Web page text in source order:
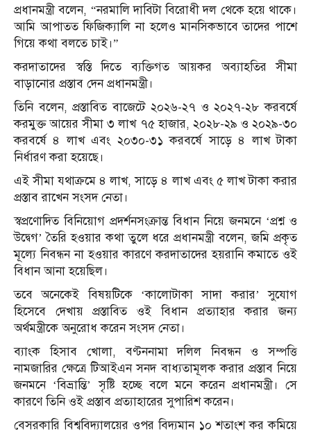
প্রধানমন্ত্রী বলেন, “নরমালি দাবিটা বিরোধী দল থেকে হয়ে থাকে।
আমি আপাতত ফিজিক্যালি না হলেও মানসিকভাবে তাদের পাশে
গিয়ে কথা বলতে চাই।”
করদাতাদের স্বস্তি দিতে ব্যক্তিগত আয়কর অব্যাহতির সীমা
বাড়ানোর প্রস্তাব দেন প্রধানমন্ত্রী।
তিনি বলেন, প্রস্তাবিত বাজেটে ২০২৬-২৭ ও ২০২৭-২৮ করবর্ষে
করমুক্ত আয়ের সীমা ৩ লাখ ৭৫ হাজার, ২০২৮-২৯ ও ২০২৯-৩০
করবর্ষে ৪ লাখ এবং ২০৩০-৩১ করবর্ষে সাড়ে ৪ লাখ টাকা
নির্ধারণ করা হয়েছে।
এই সীমা যথাক্রমে ৪ লাখ, সাড়ে ৪ লাখ এবং ৫ লাখ টাকা করার
প্রস্তাব রাখেন সংসদ নেতা।
স্বপ্রণোদিত বিনিয়োগ প্রদর্শনসংক্রান্ত বিধান নিয়ে জনমনে ‘প্রশ্ন ও
উদ্বেগ’ তৈরি হওয়ার কথা তুলে ধরে প্রধানমন্ত্রী বলেন, জমি প্রকৃত
মূল্যে নিবন্ধন না হওয়ার কারণে করদাতাদের হয়রানি কমাতে ওই
বিধান আনা হয়েছিল।
তবে অনেকেই বিষয়টিকে ‘কালোটাকা সাদা করার’ সুযোগ
হিসেবে দেখায় প্রস্তাবিত ওই বিধান প্রত্যাহার করার জন্য
অর্থমন্ত্রীকে অনুরোধ করেন সংসদ নেতা।
ব্যাংক হিসাব খোলা, বণ্টননামা দলিল নিবন্ধন ও সম্পত্তি
নামজারির ক্ষেত্রে টিআইএন সনদ বাধ্যতামূলক করার প্রস্তাব নিয়ে
জনমনে ‘বিভ্রান্তি’ সৃষ্টি হচ্ছে বলে মনে করেন প্রধানমন্ত্রী। সে
কারণে তিনি ওই প্রস্তাব প্রত্যাহারের সুপারিশ করেন।
বেসরকারি বিশ্ববিদ্যালয়ের ওপর বিদ্যমান ১০ শতাংশ কর কমিয়ে